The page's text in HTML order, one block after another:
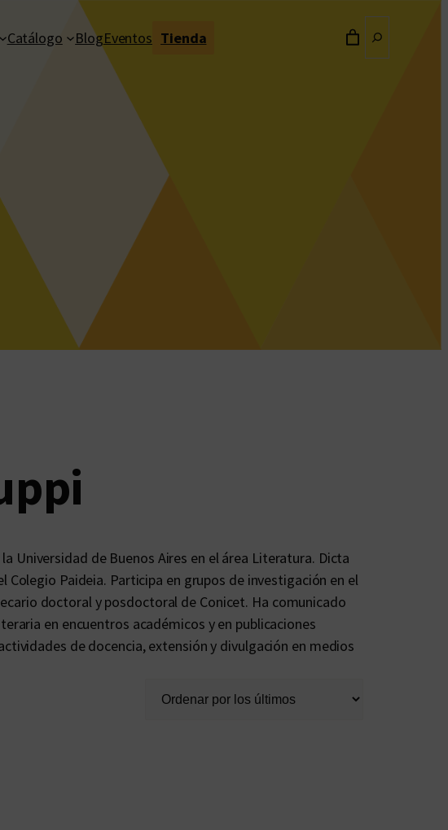
Catálogo BlogEventos Tienda
Universidad de Buenos Aires en el área Literatura. Dicta
Colegio Paideia. Participa en grupos de investigación en el
doctoral y posdoctoral de Conicet. Ha comunicado
en encuentros académicos y en publicaciones
de docencia, extensión y divulgación en medios